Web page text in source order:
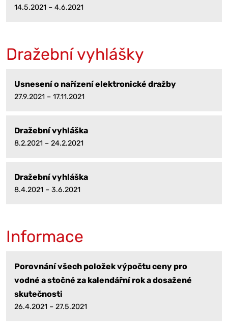
14.5.2021 – 4.6.2021
Dražební vyhlášky
Usnesení o nařízení elektronické dražby
27.9.2021 – 17.11.2021
Dražební vyhláška
8.2.2021 – 24.2.2021
Dražební vyhláška
8.4.2021 – 3.6.2021
Informace
Porovnání všech položek výpočtu ceny pro
vodné a stočné za kalendářní rok a dosažené
skutečnosti
26.4.2021 – 27.5.2021